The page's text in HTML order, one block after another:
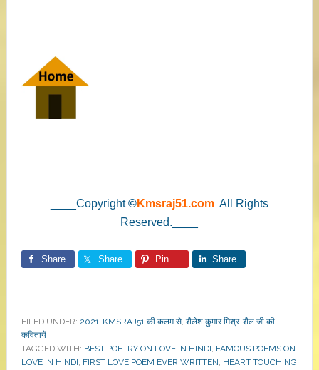
____Copyright©Kmsraj51.com All Rights
Reserved.____
Share Share Pin Share
FILED UNDER: 2021-KMSRAJ51 की कलम से, शैलेश कुमार मिश्र-शैल जी की
कवितायें
TAGGED WITH: BEST POETRY ON LOVE IN HINDI, FAMOUS POEMS ON
LOVE IN HINDI, FIRST LOVE POEM EVER WRITTEN, HEART TOUCHING